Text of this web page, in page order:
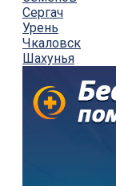
Сергач
Урень
Чкаловск
Шахунья